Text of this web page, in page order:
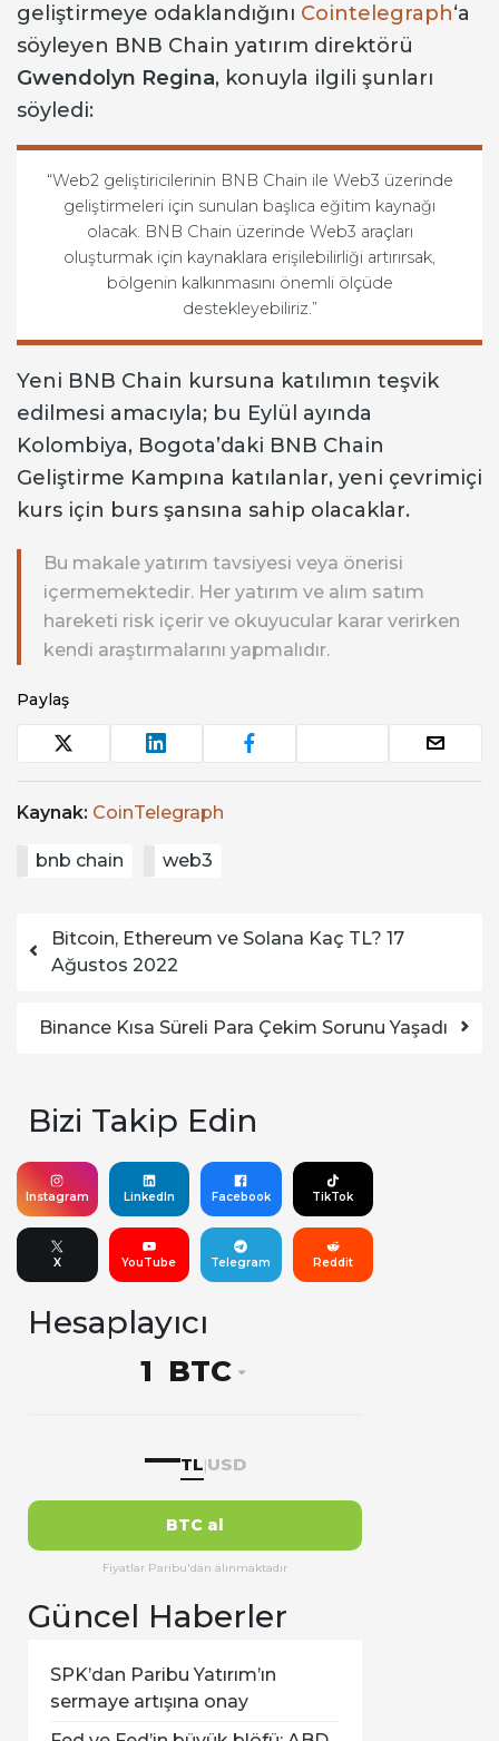
geliştirmeye odaklandığını Cointelegraph‘a
söyleyen BNB Chain yatırım direktörü
Gwendolyn Regina, konuyla ilgili şunları
söyledi:
“Web2 geliştiricilerinin BNB Chain ile Web3 üzerinde
geliştirmeleri için sunulan başlıca eğitim kaynağı
olacak. BNB Chain üzerinde Web3 araçları
oluşturmak için kaynaklara erişilebilirliği artırırsak,
bölgenin kalkınmasını önemli ölçüde
destekleyebiliriz.”
Yeni BNB Chain kursuna katılımın teşvik
edilmesi amacıyla; bu Eylül ayında
Kolombiya, Bogota’daki BNB Chain
Geliştirme Kampına katılanlar, yeni çevrimiçi
kurs için burs şansına sahip olacaklar.
Bu makale yatırım tavsiyesi veya önerisi
içermemektedir. Her yatırım ve alım satım
hareketi risk içerir ve okuyucular karar verirken
kendi araştırmalarını yapmalıdır.
Paylaş
Kaynak: CoinTelegraph
bnb chain web3
Yazı dolaşımı
Bitcoin, Ethereum ve Solana Kaç TL? 17
Ağustos 2022
Binance Kısa Süreli Para Çekim Sorunu Yaşadı
Bizi Takip Edin
Instagram LinkedIn Facebook TikTok
X YouTube Telegram Reddit
Hesaplayıcı
BTC
—TL USD
BTC al
Fiyatlar Paribu'dan alınmaktadır
Güncel Haberler
SPK’dan Paribu Yatırım’ın
sermaye artışına onay